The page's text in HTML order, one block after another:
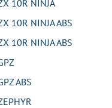
10R NINJA
NINJA ABS
NINJA ABS
ABS